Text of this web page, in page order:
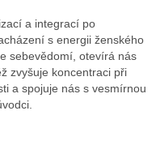
a integrací po
s energii ženského
sebevědomí, otevírá nás
zvyšuje koncentraci při
a spojuje nás s vesmírnou